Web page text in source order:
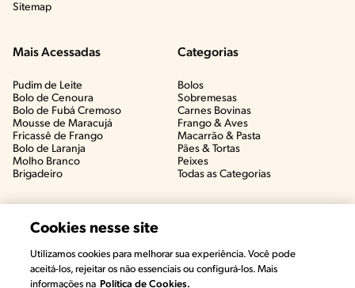
Sitemap
Mais Acessadas
Pudim de Leite
Bolo de Cenoura
Bolo de Fubá Cremoso
Mousse de Maracujá
Fricassê de Frango
Bolo de Laranja
Molho Branco
Brigadeiro
Categorias
Bolos
Sobremesas
Carnes Bovinas​
Frango & Aves​
Macarrão & Pasta​
Pães & Tortas​
Peixes
Todas as Categorias
Cookies nesse site
Utilizamos cookies para melhorar sua experiência. Você pode
aceitá-los, rejeitar os não essenciais ou configurá-los. Mais
informações na Política de Cookies.